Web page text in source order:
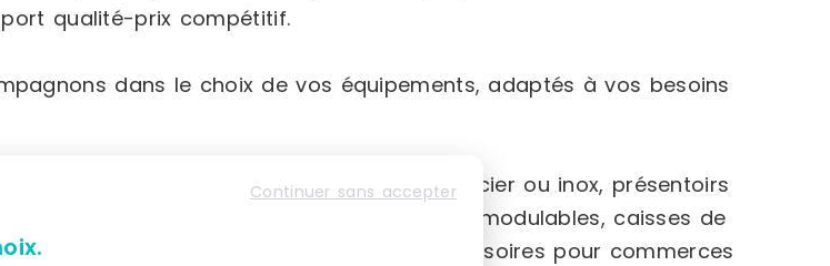
qualité-prix compétitif.
dans le choix de vos équipements, adaptés à vos besoins
gondoles robustes, portillons en acier ou inox, présentoirs
fabriqués en France, rayonnages d’archives modulables, caisses de
tailles, ainsi qu’une large gamme d’accessoires pour commerces
Continuer sans accepter